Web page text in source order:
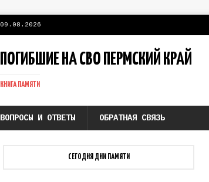
09.08.2026
ПОГИБШИЕ НА СВО ПЕРМСКИЙ КРАЙ
КНИГА ПАМЯТИ
ВОПРОСЫ И ОТВЕТЫ ОБРАТНАЯ СВЯЗЬ
СЕГОДНЯ ДНИ ПАМЯТИ